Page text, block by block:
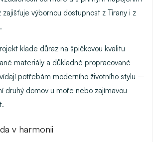
zajišťuje výbornou dostupnost z Tirany i z
klade důraz na špičkovou kvalitu
materiály a důkladně propracované
potřebám moderního životního stylu –
druhý domov u moře nebo zajímavou
v harmonii